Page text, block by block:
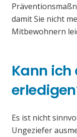
damit Sie nicht
Mitbewohnern
Kann
Es ist nicht
Ungeziefer